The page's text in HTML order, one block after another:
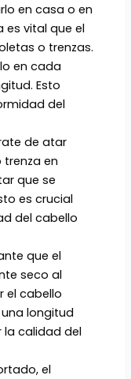
en casa o en
es vital que el
o trenzas.
en cada
Esto
del
de atar
en
que se
es crucial
del cabello
que el
seco al
el cabello
longitud
la calidad del
el